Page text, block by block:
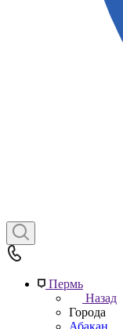
Пермь
Назад
Города
Абакан